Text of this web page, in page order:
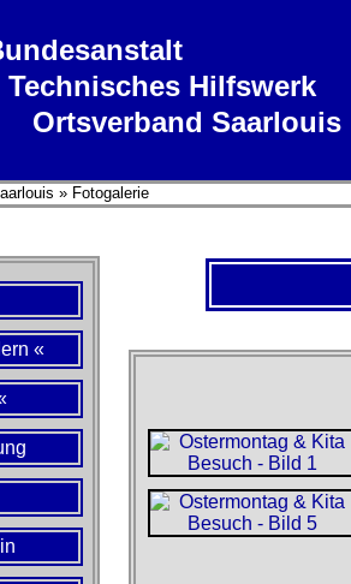
Technisches Hilfswerk
Ortsverband Saarlouis
» Fotogalerie
«